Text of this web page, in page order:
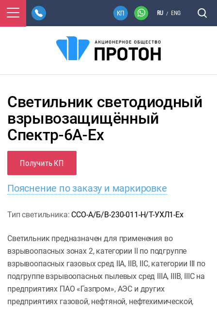
RU / ENG
Светильник светодиодный
взрывозащищённый
Спектр-6А-Ex
Получить КП
Пояснение по заказу и маркировке
Тип светильника: ССО-А/Б/В-230-011-Н/Т-УХЛ1-Ех
Светильник предназначен для применения во
взрывоопасных зонах 2, категории II по подгруппе
взрывоопасных газовых сред IIA, IIB, IIC, категории III по
подгруппе взрывоопасных пылевых сред IIIA, IIIB, IIIC на
предприятиях ПАО «Газпром», АЭС и других
предприятиях газовой, нефтяной, нефтехимической,